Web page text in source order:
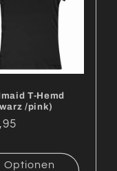
T-Hemd
/pink)
Optionen